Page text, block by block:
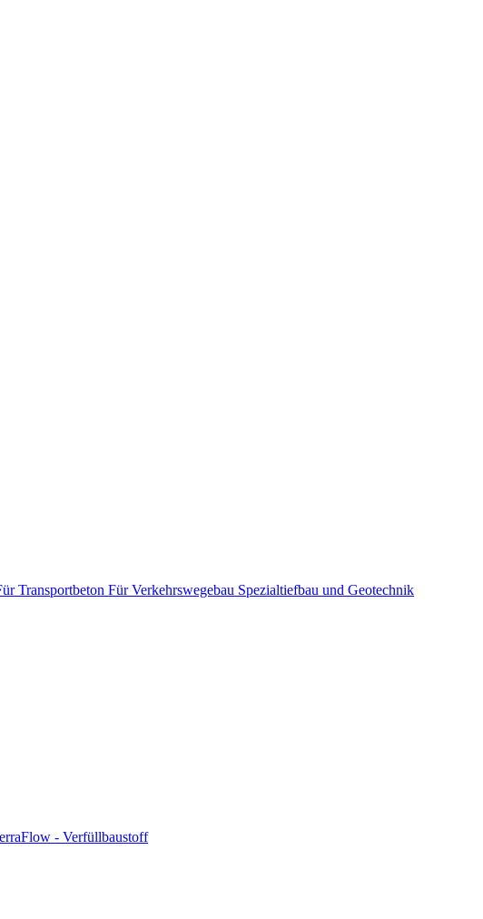
Transportbeton Für Verkehrswegebau Spezialtiefbau und Geotechnik
- Verfüllbaustoff